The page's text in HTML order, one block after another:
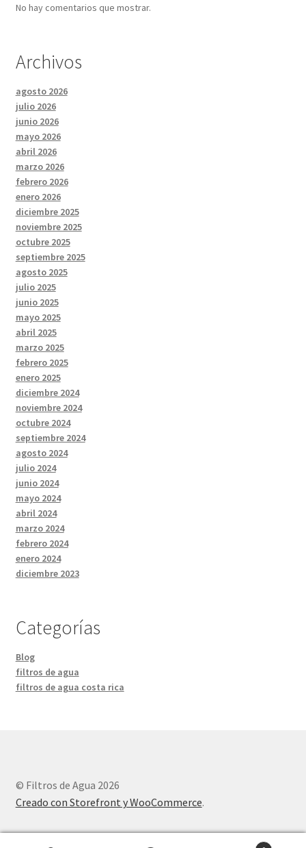
No hay comentarios que mostrar.
Archivos
agosto 2026
julio 2026
junio 2026
mayo 2026
abril 2026
marzo 2026
febrero 2026
enero 2026
diciembre 2025
noviembre 2025
octubre 2025
septiembre 2025
agosto 2025
julio 2025
junio 2025
mayo 2025
abril 2025
marzo 2025
febrero 2025
enero 2025
diciembre 2024
noviembre 2024
octubre 2024
septiembre 2024
agosto 2024
julio 2024
junio 2024
mayo 2024
abril 2024
marzo 2024
febrero 2024
enero 2024
diciembre 2023
Categorías
Blog
filtros de agua
filtros de agua costa rica
© Filtros de Agua 2026
Creado con Storefront y WooCommerce.